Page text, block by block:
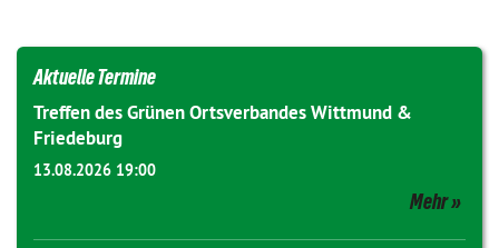
Aktuelle Termine
Treffen des Grünen Ortsverbandes Wittmund &
Friedeburg
13.08.2026 19:00
Mehr